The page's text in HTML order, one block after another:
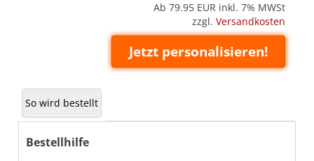
Ab 79.95 EUR inkl. 7% MWSt
zzgl. Versandkosten
Jetzt personalisieren!
So wird bestellt
Bestellhilfe